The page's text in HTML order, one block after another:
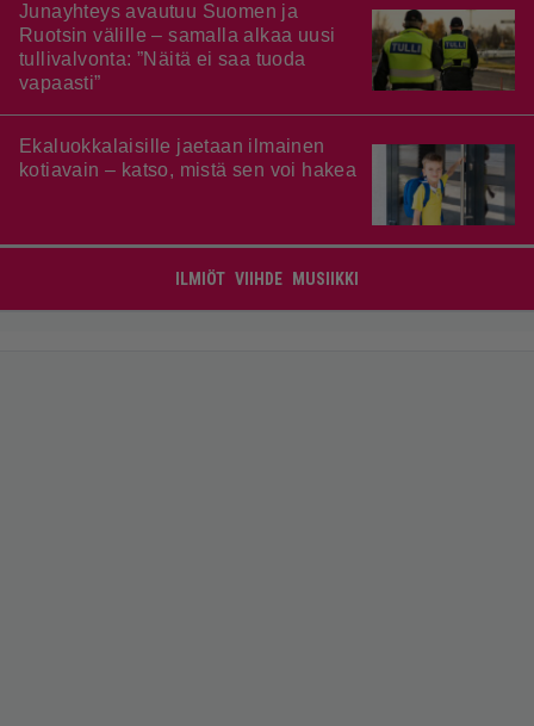
Junayhteys avautuu Suomen ja
Ruotsin välille – samalla alkaa uusi
tullivalvonta: ”Näitä ei saa tuoda
vapaasti”
Ekaluokkalaisille jaetaan ilmainen
kotiavain – katso, mistä sen voi hakea
ILMIÖT VIIHDE MUSIIKKI